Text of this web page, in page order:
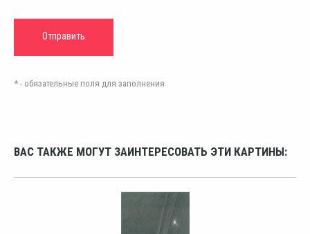
* - обязательные поля для заполнения
ВАС ТАКЖЕ МОГУТ ЗАИНТЕРЕСОВАТЬ ЭТИ КАРТИНЫ: